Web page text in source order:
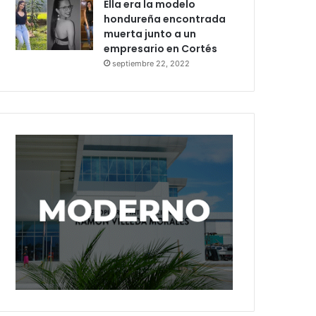
Ella era la modelo
hondureña encontrada
muerta junto a un
empresario en Cortés
septiembre 22, 2022